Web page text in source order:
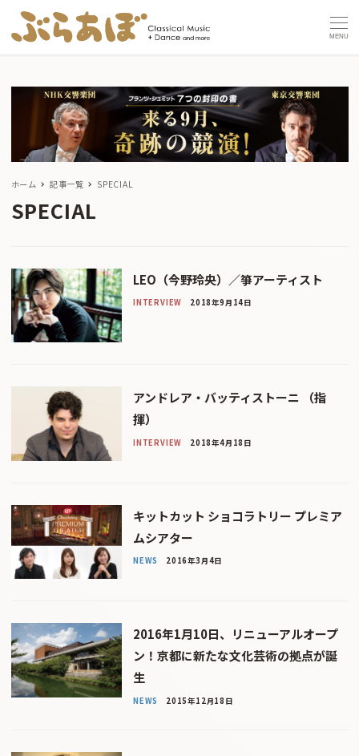
MENU
ホーム 記事一覧 SPECIAL
SPECIAL
LEO（今野玲央）／箏アーティスト
INTERVIEW 2018年9月14日
アンドレア・バッティストーニ （指
揮）
INTERVIEW 2018年4月18日
キットカット ショコラトリー プレミア
ムシアター
NEWS 2016年3月4日
2016年1月10日、リニューアルオープ
ン！京都に新たな文化芸術の拠点が誕
生
NEWS 2015年12月18日